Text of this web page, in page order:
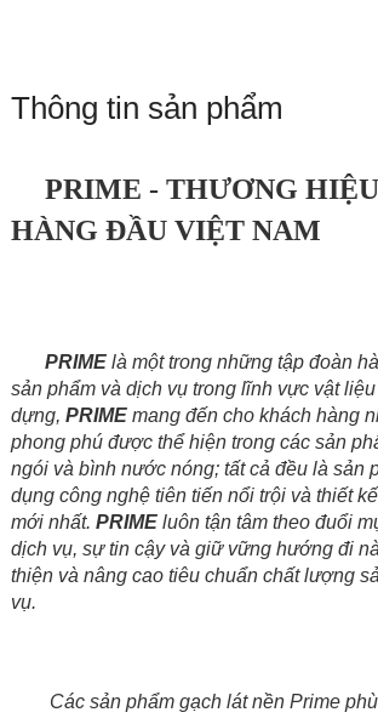
Thông tin sản phẩm
PRIME - THƯƠNG
HÀNG ĐẦU VIỆT NAM
PRIME là một trong những tập đoàn
sản phẩm và dịch vụ trong lĩnh vực vật
dựng, PRIMEmang đến cho khách hàng
phong phú được thể hiện trong các sản
ngói và bình nước nóng; tất cả đều là sản
dụng công nghệ tiên tiến nổi trội và thiết
mới nhất. PRIMEluôn tận tâm theo đuổi
dịch vụ, sự tin cậy và giữ vững hướng đi
thiện và nâng cao tiêu chuẩn chất lượng
vụ.
Các sản phẩm gạch lát nền Prime